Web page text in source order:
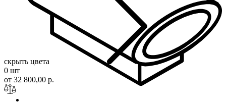
скрыть цвета
0 шт
от 32 800,00 р.